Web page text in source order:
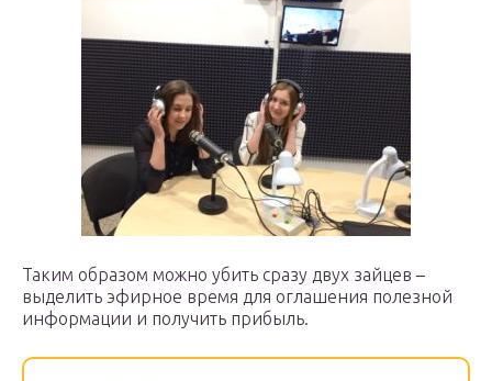
Таким образом можно убить сразу двух зайцев –
выделить эфирное время для оглашения полезной
информации и получить прибыль.